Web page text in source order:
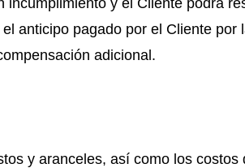
y el Cliente podrá
anticipo pagado por el Cliente por
adicional.
y aranceles, así como los costos